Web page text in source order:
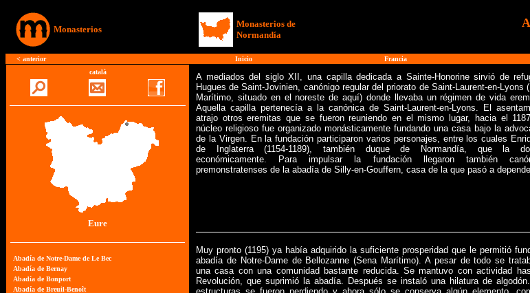
Monasterios
Monasterios de
Normandía
< anterior Inicio Francia
català
Eure
A mediados del siglo XII, una capilla dedicada a Sainte-Honorine sirvió de
Hugues de Saint-Jovinien, canónigo regular del priorato de Saint-Laurent-en-Lyons
Marítimo, situado en el noreste de aquí) donde llevaba un régimen de vida
Aquella capilla pertenecía a la canónica de Saint-Laurent-en-Lyons. El
atrajo otros eremitas que se fueron reuniendo en el mismo lugar, hacia el
núcleo religioso fue organizado monásticamente fundando una casa bajo la
de la Virgen. En la fundación participaron varios personajes, entre los cuales
de Inglaterra (1154-1189), también duque de Normandía, que la
económicamente. Para impulsar la fundación llegaron también
premonstratenses de la abadía de Silly-en-Gouffern, casa de la que pasó a
Muy pronto (1195) ya había adquirido la suficiente prosperidad que le permitió
abadía de Notre-Dame de Bellozanne (Sena Marítimo). A pesar de todo se
una casa con una comunidad bastante reducida. Se mantuvo con actividad
Revolución, que suprimió la abadía. Después se instaló una hilatura de